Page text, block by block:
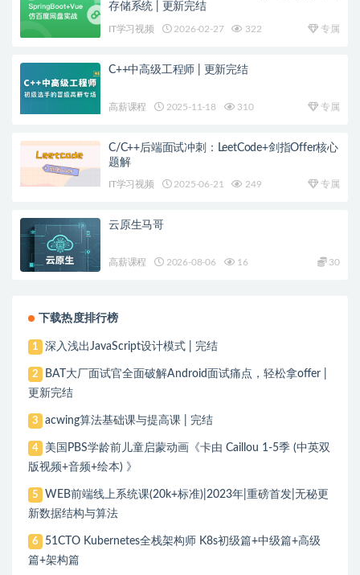
存储系统 | 更新完结
IT学习视频 2026-02-27 322 专属
C++中高级工程师 | 更新完结
高薪课程 2025-11-18 310 专属
C/C++后端面试冲刺：LeetCode+剑指Offer核心
题解
IT学习视频 2025-06-21 249 专属
云原生马哥
高薪课程 2026-08-06 16 30
下载热度排行榜
1 深入浅出JavaScript设计模式 | 完结
2
BAT大厂面试官全面破解Android面试痛点，轻松拿offer |
更新完结
3 acwing算法基础课与提高课 | 完结
4
美国PBS学龄前儿童启蒙动画《卡由 Caillou 1-5季 (中英双
版视频+音频+绘本) 》
5
WEB前端线上系统课(20k+标准)|2023年|重磅首发|无秘更
新数据结构与算法
6
51CTO Kubernetes全栈架构师 K8s初级篇+中级篇+高级
篇+架构篇